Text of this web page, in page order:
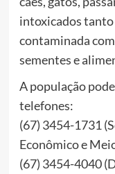
intoxicados tanto
contaminada
sementes e
A população
telefones:
(67) 3454-1731
Econômico e
(67) 3454-4040